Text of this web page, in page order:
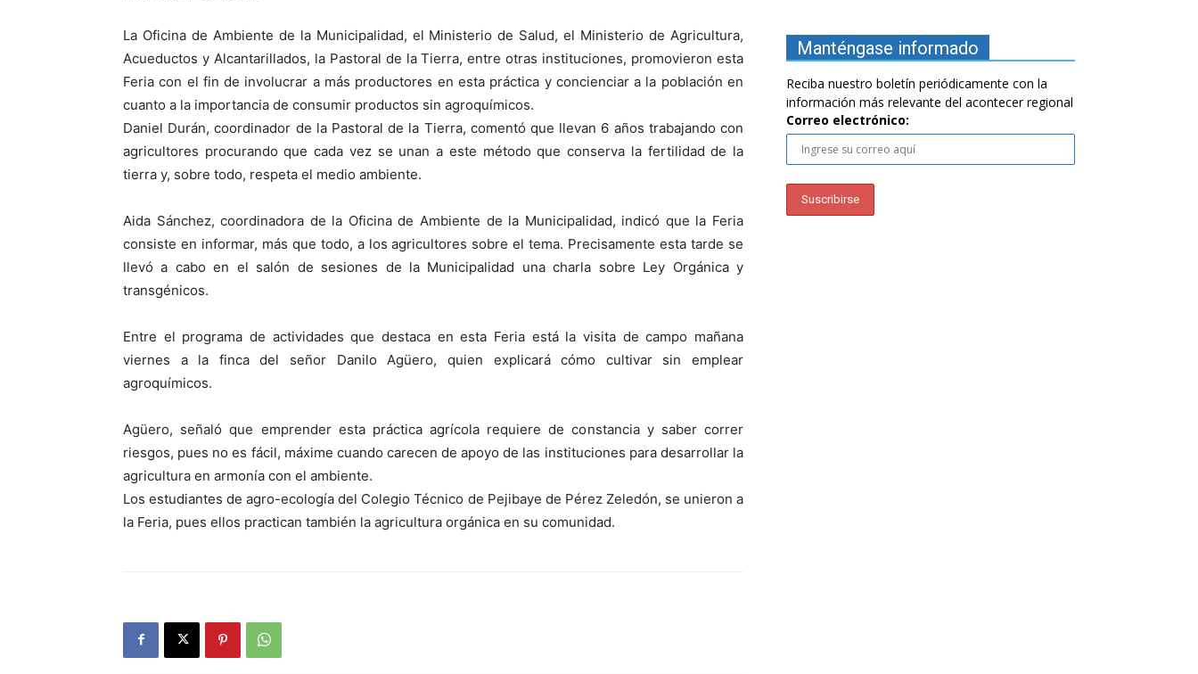
La Oficina de Ambiente de la Municipalidad, el Ministerio de Salud, el Ministerio de Agricultura,
Acueductos y Alcantarillados, la Pastoral de la Tierra, entre otras instituciones, promovieron esta
Feria con el fin de involucrar a más productores en esta práctica y concienciar a la población en
cuanto a la importancia de consumir productos sin agroquímicos.
Daniel Durán, coordinador de la Pastoral de la Tierra, comentó que llevan 6 años trabajando con
agricultores procurando que cada vez se unan a este método que conserva la fertilidad de la
tierra y, sobre todo, respeta el medio ambiente.
Aida Sánchez, coordinadora de la Oficina de Ambiente de la Municipalidad, indicó que la Feria
consiste en informar, más que todo, a los agricultores sobre el tema. Precisamente esta tarde se
llevó a cabo en el salón de sesiones de la Municipalidad una charla sobre Ley Orgánica y
transgénicos.
Entre el programa de actividades que destaca en esta Feria está la visita de campo mañana
viernes a la finca del señor Danilo Agüero, quien explicará cómo cultivar sin emplear
agroquímicos.
Agüero, señaló que emprender esta práctica agrícola requiere de constancia y saber correr
riesgos, pues no es fácil, máxime cuando carecen de apoyo de las instituciones para desarrollar la
agricultura en armonía con el ambiente.
Los estudiantes de agro-ecología del Colegio Técnico de Pejibaye de Pérez Zeledón, se unieron a
la Feria, pues ellos practican también la agricultura orgánica en su comunidad.
Manténgase informado
Reciba nuestro boletín periódicamente con la
información más relevante del acontecer regional
Correo electrónico: